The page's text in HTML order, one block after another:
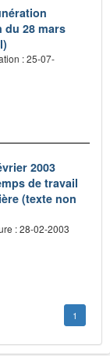
du 28 mars
: 25-07-
2003
de travail
(texte non
: 28-02-2003
1